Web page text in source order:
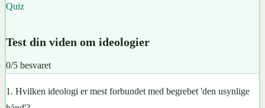
Quiz
Test din viden om ideologier
0/5 besvaret
1 . Hvilken ideologi er mest forbundet med begrebet 'den usynlige